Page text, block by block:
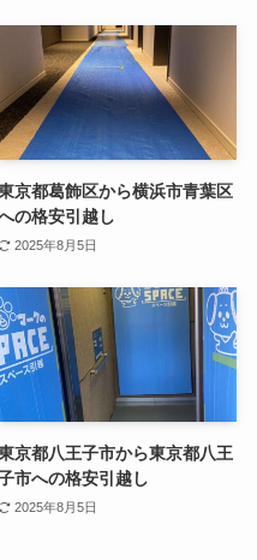
京都葛飾区から横浜市青葉区
の格安引越し
2025年8月5日
京都八王子市から東京都八王
市への格安引越し
2025年8月5日